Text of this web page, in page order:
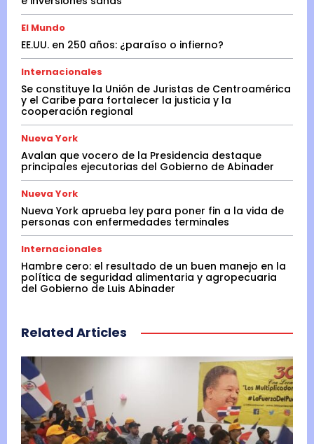
El Mundo
EE.UU. en 250 años: ¿paraíso o infierno?
Internacionales
Se constituye la Unión de Juristas de Centroamérica
y el Caribe para fortalecer la justicia y la
cooperación regional
Nueva York
Avalan que vocero de la Presidencia destaque
principales ejecutorias del Gobierno de Abinader
Nueva York
Nueva York aprueba ley para poner fin a la vida de
personas con enfermedades terminales
Internacionales
Hambre cero: el resultado de un buen manejo en la
política de seguridad alimentaria y agropecuaria
del Gobierno de Luis Abinader
Related Articles